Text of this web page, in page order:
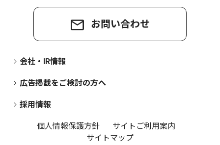
お問い合わせ
会社・IR情報
広告掲載をご検討の方へ
採用情報
個人情報保護方針
サイトご利用案内
サイトマップ